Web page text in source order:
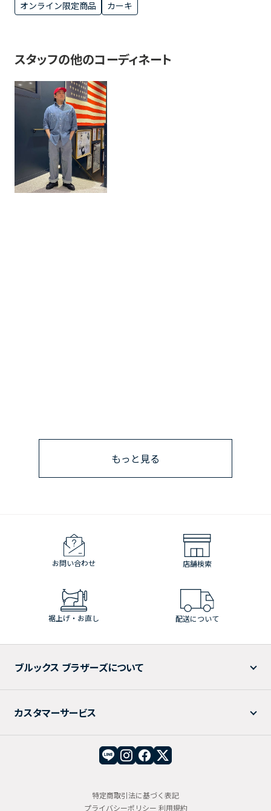
オンライン限定商品
カーキ
スタッフの他のコーディネート
もっと見る
お問い合わせ 店舗検索
裾上げ・お直し 配送について
ブルックス ブラザーズについて
カスタマーサービス
特定商取引法に基づく表記
プライバシーポリシー 利用規約